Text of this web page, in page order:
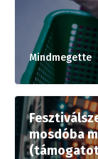
Mindmegette
mosdóba